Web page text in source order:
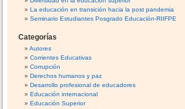
a
La educación en transición hacia la post pandemia
Seminario Estudiantes Posgrado Educación-RIIFPE
Categorías
Autores
Corrientes Educativas
Corrupción
Derechos humanos y paz
Desarrollo profesional de educadores
Educación internacional
Educación Superior